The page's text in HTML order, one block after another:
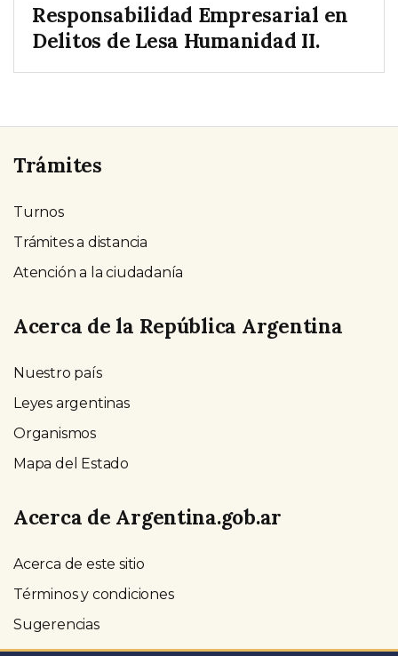
Responsabilidad Empresarial en
Delitos de Lesa Humanidad II.
Trámites
Turnos
Trámites a distancia
Atención a la ciudadanía
Acerca de la República Argentina
Nuestro país
Leyes argentinas
Organismos
Mapa del Estado
Acerca de Argentina.gob.ar
Acerca de este sitio
Términos y condiciones
Sugerencias